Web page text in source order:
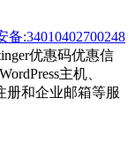
备:34010402700248
优惠码优惠信
主机、
册和企业邮箱等服